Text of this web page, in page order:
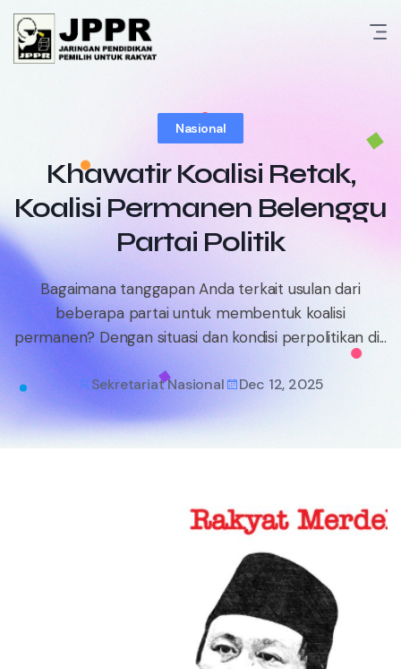
Skip
content
Nasional
Khawatir Koalisi Retak,
Koalisi Permanen Belenggu
Partai Politik
Bagaimana tanggapan Anda terkait usulan dari
beberapa partai untuk membentuk koalisi
permanen? Dengan situasi dan kondisi perpolitikan di...
Sekretariat Nasional Dec 12, 2025